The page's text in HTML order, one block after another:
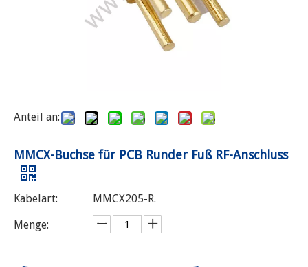
Anteil an:
MMCX-Buchse für PCB Runder Fuß RF-Anschluss
Kabelart:
MMCX205-R.
Menge: